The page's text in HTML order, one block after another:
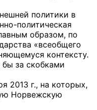
политики в
политическая
образом, по
«всеобщего
контексту.
за скобками
2013 г., на которых,
Норвежскую